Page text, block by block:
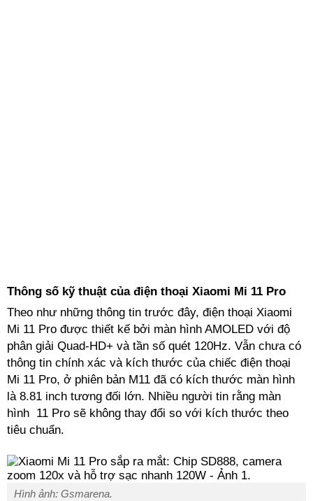
Thông số kỹ thuật của điện thoại Xiaomi Mi 11 Pro
Theo như những thông tin trước đây, điện thoại Xiaomi
Mi 11 Pro được thiết kế bởi màn hình AMOLED với độ
phân giải Quad-HD+ và tần số quét 120Hz. Vẫn chưa có
thông tin chính xác và kích thước của chiếc điện thoại
Mi 11 Pro, ở phiên bản M11 đã có kích thước màn hình
là 8.81 inch tương đối lớn. Nhiều người tin rằng màn
hình 11 Pro sẽ không thay đổi so với kích thước theo
tiêu chuẩn.
Hình ảnh: Gsmarena.